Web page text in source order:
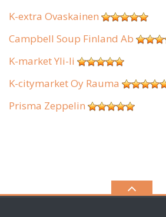
K-extra Ovaskainen
Campbell Soup Finland Ab
K-market Yli-Ii
K-citymarket Oy Rauma
Prisma Zeppelin